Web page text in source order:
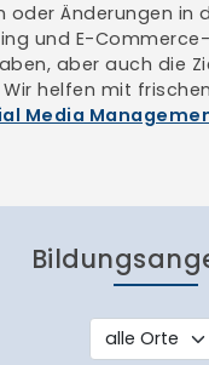
oder Änderungen
und E-
aber auch die
helfen mit
Media